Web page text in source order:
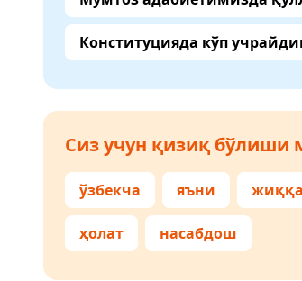
Конституцияда кўп
Сиз учун қизиқ бўлиши
ўзбекча яъни
ҳолат насабдош